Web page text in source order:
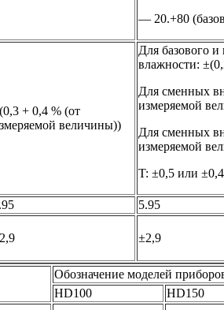
— 20.+80
+ 0,4 % (от
величины))
Для базового
влажности:
Для сменных
измеряемой
Для сменных
измеряемой
T: ±0,5 или
5.95
±2,9
Обозначение моделей
HD100
HD150